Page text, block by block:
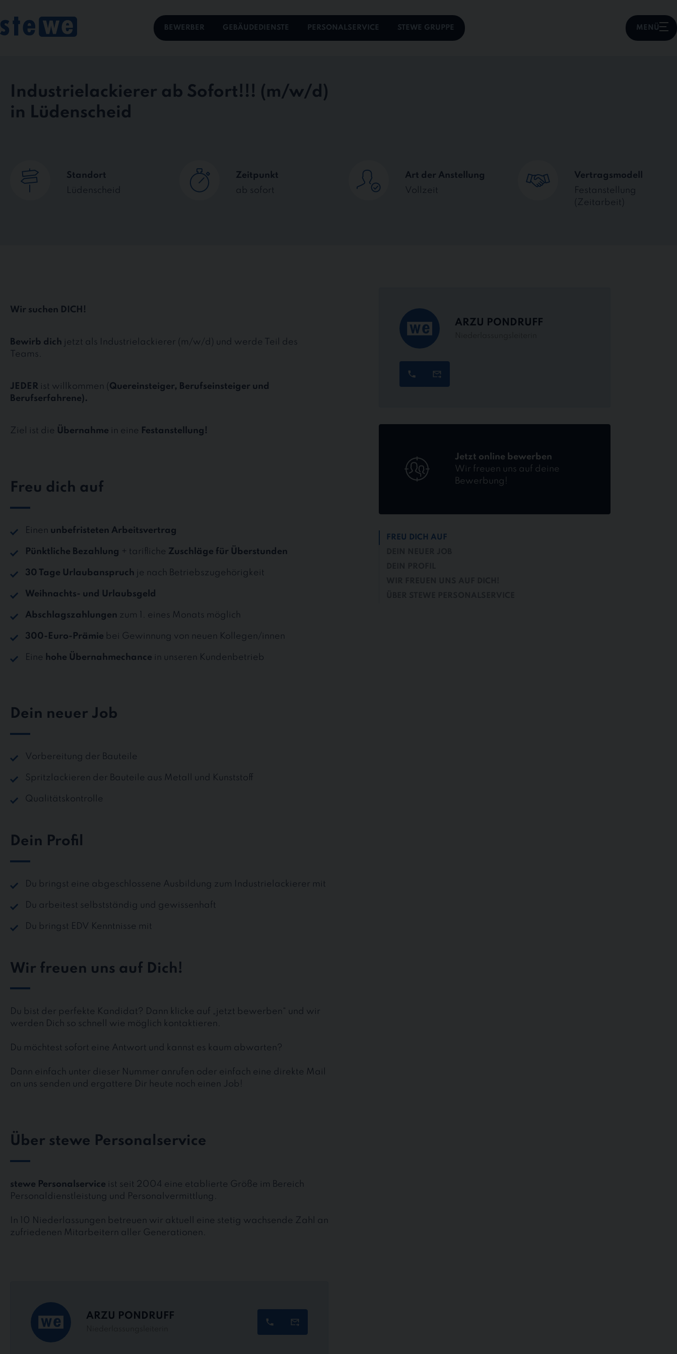
BEWERBER GEBÄUDEDIENSTE PERSONALSERVICE STEWE GRUPPE MENÜ
content
Industrielackierer ab Sofort!!!
in Lüdenscheid
Standort
Lüdenscheid
Zeitpunkt
ab sofort
Art der Anstellung
Vollzeit
Vertragsmodell
Festanstellung
(Zeitarbeit)
Wir suchen DICH!
Bewirb dich jetzt als Industrielackierer (m/w/d) und werde Teil des
Teams.
JEDER ist willkommen ( Quereinsteiger, Berufseinsteiger und
Berufserfahrene).
Ziel ist die Übernahme in eine Festanstellung!
Freu dich auf
Einen unbefristeten Arbeitsvertrag
Pünktliche Bezahlung + tarifliche Zuschläge für Überstunden
30 Tage Urlaubanspruch je nach Betriebszugehörigkeit
Weihnachts- und Urlaubsgeld
Abschlagszahlungen zum 1. eines Monats möglich
300-Euro-Prämie bei Gewinnung von neuen Kollegen/innen
Eine hohe Übernahmechance in unseren Kundenbetrieb
Dein neuer Job
Vorbereitung der Bauteile
Spritzlackieren der Bauteile aus Metall und Kunststoff
Qualitätskontrolle
Dein Profil
Du bringst eine abgeschlossene Ausbildung zum Industrielackierer mit
Du arbeitest selbstständig und gewissenhaft
Du bringst EDV Kenntnisse mit
Wir freuen uns auf Dich!
Du bist der perfekte Kandidat? Dann klicke auf „jetzt bewerben“ und wir
werden Dich so schnell wie möglich kontaktieren.
Du möchtest sofort eine Antwort und kannst es kaum abwarten?
Dann einfach unter dieser Nummer anrufen oder einfach eine direkte Mail
an uns senden und ergattere Dir heute noch einen Job!
Über stewe Personalservice
stewe Personalservice ist seit 2004 eine etablierte Größe im Bereich
Personaldienstleistung und Personalvermittlung.
In 10 Niederlassungen betreuen wir aktuell eine stetig wachsende Zahl an
zufriedenen Mitarbeitern aller Generationen.
ARZU PONDRUFF
ARZU PONDRUFF
Jetzt online bewerben
Wir freuen uns auf deine
Bewerbung!
FREU DICH AUF